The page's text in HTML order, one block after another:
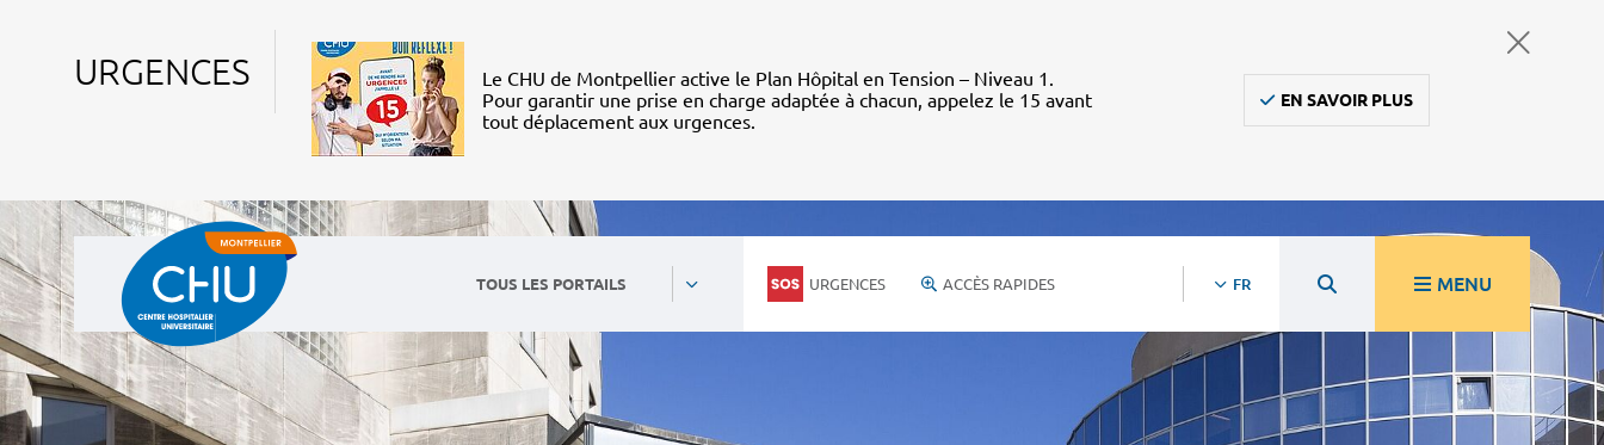
URGENCES
Le CHU de Montpellier active le Plan Hôpital en Tension – Niveau 1.
Pour garantir une prise en charge adaptée à chacun, appelez le 15 avant
tout déplacement aux urgences.
EN SAVOIR PLUS
TOUS LES PORTAILS URGENCES ACCÈS RAPIDES FR MENU